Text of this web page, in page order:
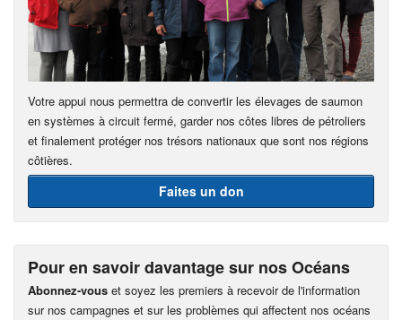
Votre appui nous permettra de convertir les élevages de saumon
en systèmes à circuit fermé, garder nos côtes libres de pétroliers
et finalement protéger nos trésors nationaux que sont nos régions
côtières.
Faites un don
Pour en savoir davantage sur nos Océans
Abonnez-vous et soyez les premiers à recevoir de l'information
sur nos campagnes et sur les problèmes qui affectent nos océans